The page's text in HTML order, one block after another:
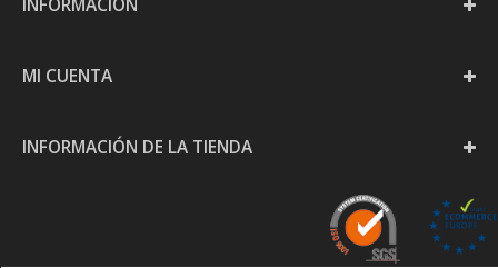
INFORMACIÓN
MI CUENTA
INFORMACIÓN DE LA TIENDA